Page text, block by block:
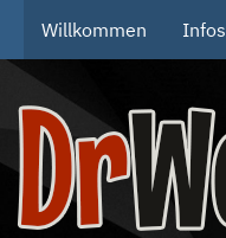
Willkommen Infos